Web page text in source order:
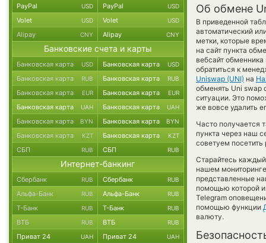
Об обмене
В приведенной
автоматический
метки, которые
на сайт пункта
вебсайт
обратиться к
Uniswap (UNI) на
обменять Uni swap
ситуации. Это
же вовсе удалить
Часто получается
пункта через наш
советуем посетить
Старайтесь
нашем
представленные
помощью которой
Telegram
помощью функции
валюту.
PayPal USD PayPal USD
Volet USD Volet USD
Alipay CNY Alipay CNY
Банковские счета и карты
Банковская карта USD Банковская карта USD
Банковская карта RUB Банковская карта RUB
Банковская карта EUR Банковская карта EUR
Банковская карта UAH Банковская карта UAH
Банковская карта BYN Банковская карта BYN
Банковская карта KZT Банковская карта KZT
СБП RUB СБП RUB
Интернет-банкинг
Сбербанк RUB Сбербанк RUB
Альфа-Банк RUB Альфа-Банк RUB
Т-Банк RUB Т-Банк RUB
ВТБ RUB ВТБ RUB
Приват 24 UAH Приват 24 UAH